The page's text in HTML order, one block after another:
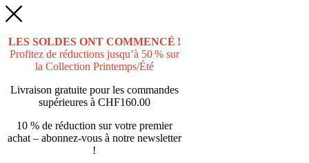
LES SOLDES ONT COMMENCÉ !
Profitez de réductions jusqu’à 50 % sur
la Collection Printemps/Été
Livraison gratuite pour les commandes
supérieures à CHF160.00
10 % de réduction sur votre premier
achat – abonnez-vous à notre newsletter
!